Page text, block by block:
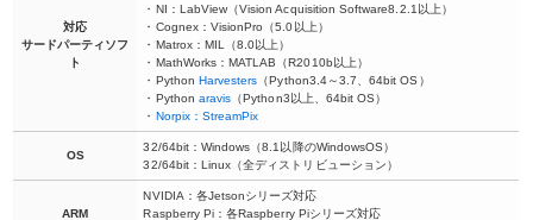
対応
サードパーティソフ
ト
・NI：LabView（Vision Acquisition Software8.2.1以上）
・Cognex：VisionPro（5.0以上）
・Matrox：MIL（8.0以上）
・MathWorks：MATLAB（R2010b以上）
・Python Harvesters （Python3.4～3.7、64bit OS）
・Python aravis （Python3以上、64bit OS）
・ Norpix：StreamPix
OS
32/64bit：Windows（8.1以降のWindowsOS）
32/64bit：Linux（全ディストリビューション）
ARM
NVIDIA：各Jetsonシリーズ対応
Raspberry Pi：各Raspberry Piシリーズ対応